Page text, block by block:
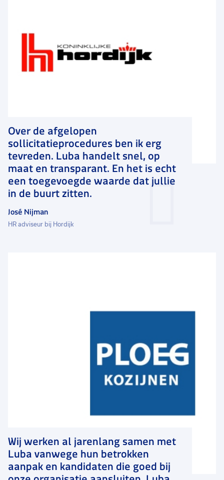
Over de afgelopen
sollicitatieprocedures ben ik erg
tevreden. Luba handelt snel, op
maat en transparant. En het is echt
een toegevoegde waarde dat jullie
in de buurt zitten.
José Nijman
HR adviseur bij Hordijk
Wij werken al jarenlang samen met
Luba vanwege hun betrokken
aanpak en kandidaten die goed bij